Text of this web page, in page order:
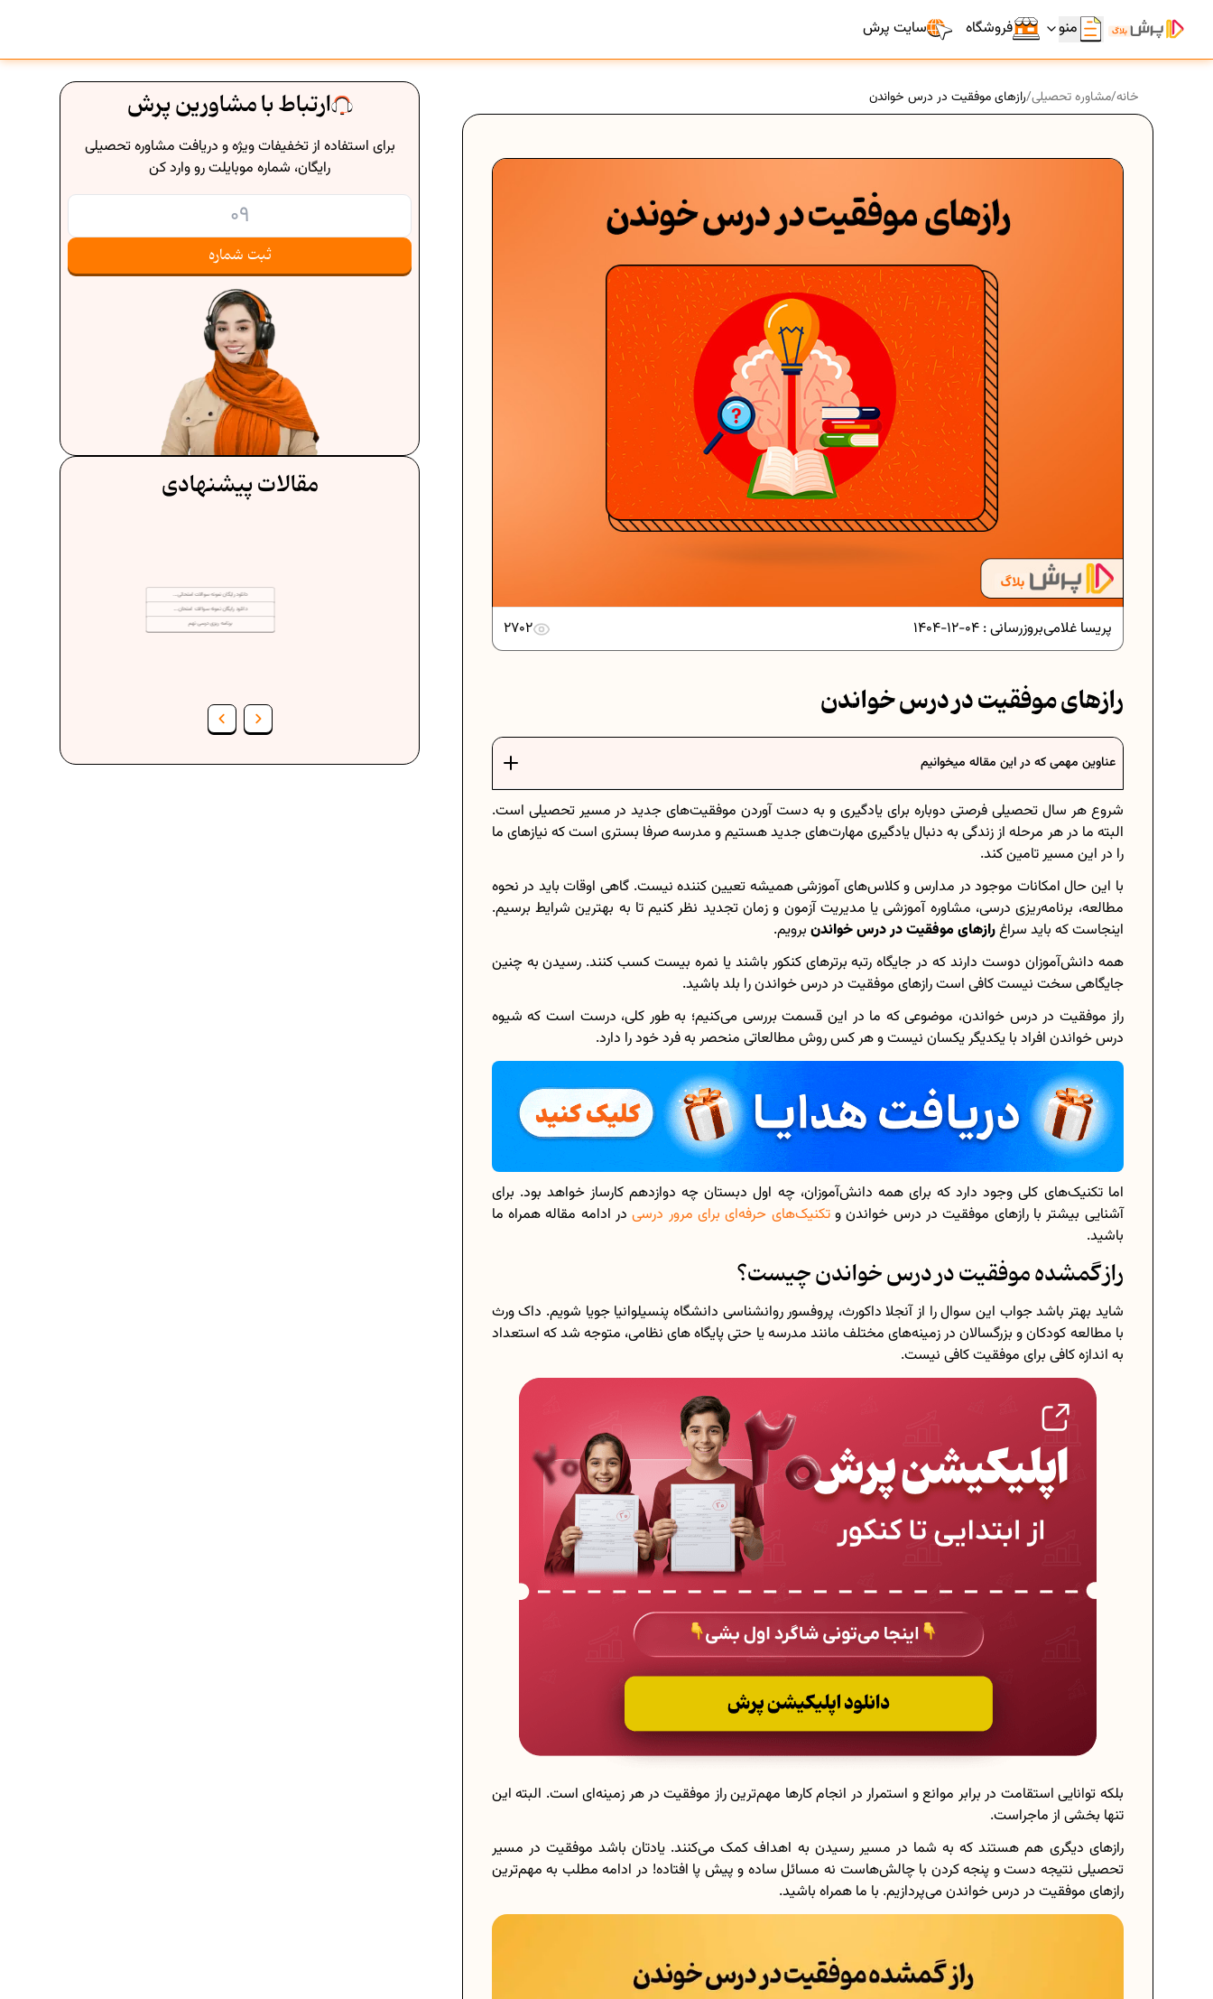
سایت پرش فروشگاه منو
ارتباط با مشاورین پرش
برای استفاده از تخفیفات ویژه و دریافت مشاوره تحصیلی
رایگان، شماره موبایلت رو وارد کن
ثبت شماره
مقالات پیشنهادی
دانلود رایگان نمونه سوالات امتحانی...
دانلود رایگان نمونه سوالات امتحان...
فرمول حجم اشکال هندسی در ریاضیات
برنامه‌ ریزی درسی هفتم
عادات افراد موفق
برنامه‌ ریزی درسی هشتم
چگونه برنامه‌ ریزی درسی کنیم؟
دانلود رایگان نمونه سوالات امتحانی...
دانلود رایگان کتاب‌های دوازدهم...
اعداد صحیح، طبیعی و گویا چه اعدادی...
حذفیات کنکور انسانی 1404
دانلود رایگان نمونه سوالات امتحان...
برنامه‌ ریزی درسی نهم
فرمول حجم اشکال هندسی در ریاضیات
برنامه‌ ریزی درسی هفتم
عادات افراد موفق
برنامه‌ ریزی درسی هشتم
دانلود رایگان نمونه سوالات امتحانی...
دانلود رایگان کتاب‌های دوازدهم...
اعداد صحیح، طبیعی و گویا چه اعدادی...
حذفیات کنکور انسانی 1404
دانلود رایگان نمونه سوالات امتحانی...
دانلود رایگان نمونه سوالات امتحان...
برنامه‌ ریزی درسی نهم
فرمول حجم اشکال هندسی در ریاضیات
برنامه‌ ریزی درسی هفتم
خانه/مشاوره تحصیلی/رازهای موفقیت در درس خواندن
بروزرسانی : 04-12-1404 پریسا غلامی 2702
رازهای موفقیت در درس خواندن
عناوین مهمی که در این مقاله میخوانیم
شروع هر سال تحصیلی فرصتی دوباره برای یادگیری و به دست آوردن موفقیت‌های جدید در مسیر تحصیلی است.
البته ما در هر مرحله از زندگی به دنبال یادگیری مهارت‌های جدید هستیم و مدرسه صرفا بستری است که نیازهای ما
را در این مسیر تامین کند.
با این حال امکانات موجود در مدارس و کلاس‌های آموزشی همیشه تعیین کننده نیست. گاهی اوقات باید در نحوه
مطالعه، برنامه‌ریزی درسی، مشاوره آموزشی یا مدیریت آزمون و زمان تجدید نظر کنیم تا به بهترین شرایط برسیم.
اینجاست که باید سراغرازهای موفقیت در درس خواندن برویم.
همه دانش‌آموزان دوست دارند که در جایگاه رتبه برترهای کنکور باشند یا نمره بیست کسب کنند. رسیدن به چنین
جایگاهی سخت نیست کافی است رازهای موفقیت در درس خواندن را بلد باشید.
راز موفقیت در درس خواندن، موضوعی که ما در این قسمت بررسی می‌کنیم؛ به طور کلی، درست است که شیوه
درس خواندن افراد با یکدیگر یکسان نیست و هر کس روش مطالعاتی منحصر به فرد خود را دارد.
اما تکنیک‌های کلی وجود دارد که برای همه دانش‌آموزان، چه اول دبستان چه دوازدهم کارساز خواهد بود. برای
آشنایی بیشتر با رازهای موفقیت در درس خواندن وتکنیک‌های حرفه‌ای برای مرور درسیدر ادامه مقاله همراه ما
باشید.
راز گمشده موفقیت در درس خواندن چیست؟
شاید بهتر باشد جواب این سوال را از آنجلا داکورث، پروفسور روانشناسی دانشگاه پنسیلوانیا جویا شویم. داک ورث
با مطالعه کودکان و بزرگسالان در زمینه‌های مختلف مانند مدرسه یا حتی پایگاه های نظامی، متوجه شد که استعداد
به اندازه کافی برای موفقیت کافی نیست.
بلکه توانایی استقامت در برابر موانع و استمرار در انجام کارها مهم‌ترین راز موفقیت در هر زمینه‌ای است. البته این
تنها بخشی از ماجراست.
رازهای دیگری هم هستند که به شما در مسیر رسیدن به اهداف کمک می‌کنند. یادتان باشد موفقیت در مسیر
تحصیلی نتیجه دست و پنجه کردن با چالش‌هاست نه مسائل ساده و پیش پا افتاده! در ادامه مطلب به مهم‌ترین
رازهای موفقیت در درس خواندن می‌پردازیم. با ما همراه باشید.